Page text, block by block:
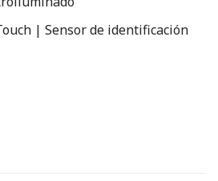
| Sensor de identificación